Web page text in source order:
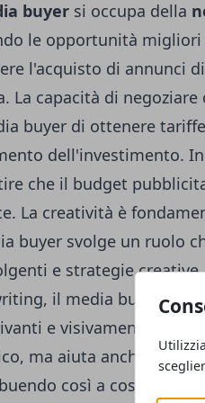
buyer si occupa della
le opportunità
l'acquisto di annunci
La capacità di
buyer di ottenere
dell'investimento.
che il budget
La creatività è
buyer svolge un ruolo
e strategie
il media buyer
e visivamente
ma aiuta anche a
così a costruire